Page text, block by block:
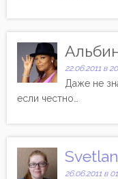
22.06.2011 в
Даже не
если честно…
26.06.2011 в